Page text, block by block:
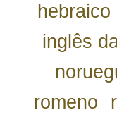
hebraico
inglês
romeno